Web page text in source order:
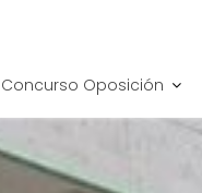
Concurso Oposición